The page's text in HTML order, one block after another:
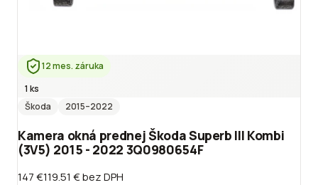
12 mes. záruka
1 ks
Škoda
2015–2022
Kamera okná prednej Škoda Superb III Kombi
(3V5) 2015 - 2022 3Q0980654F
147 €119.51 €bez DPH